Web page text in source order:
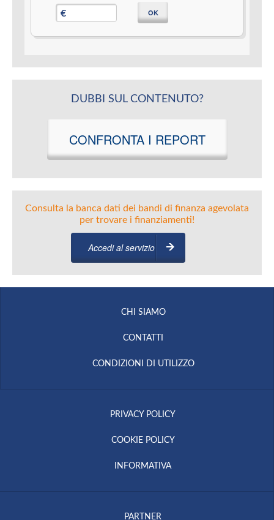
€ OK
DUBBI SUL CONTENUTO?
CONFRONTA I REPORT
Consulta la banca dati dei bandi di finanza agevolata
per trovare i finanziamenti!
Accedi al servizio
CHI SIAMO
CONTATTI
CONDIZIONI DI UTILIZZO
PRIVACY POLICY
COOKIE POLICY
INFORMATIVA
PARTNER